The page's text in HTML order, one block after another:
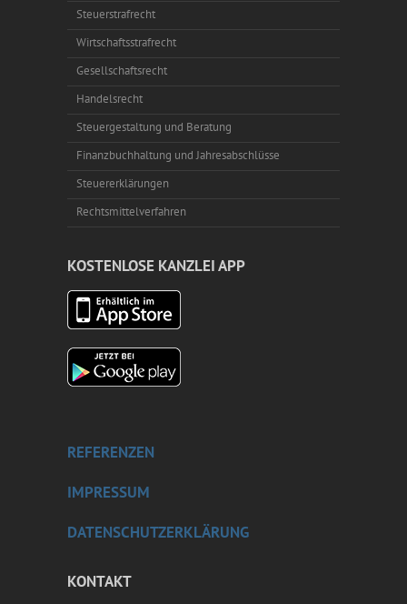
Steuerstrafrecht
Wirtschaftsstrafrecht
Gesellschaftsrecht
Handelsrecht
Steuergestaltung und Beratung
Finanzbuchhaltung und Jahresabschlüsse
Steuererklärungen
Rechtsmittelverfahren
KOSTENLOSE KANZLEI APP
REFERENZEN
IMPRESSUM
DATENSCHUTZERKLÄRUNG
KONTAKT